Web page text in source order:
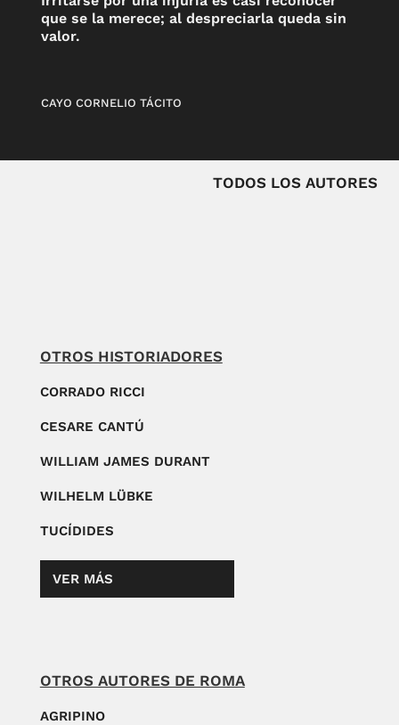
que se la merece; al despreciarla queda sin
valor.
CAYO CORNELIO TÁCITO
TODOS LOS AUTORES
OTROS HISTORIADORES
CORRADO RICCI
CESARE CANTÚ
WILLIAM JAMES DURANT
WILHELM LÜBKE
TUCÍDIDES
VER MÁS
OTROS AUTORES DE ROMA
AGRIPINO